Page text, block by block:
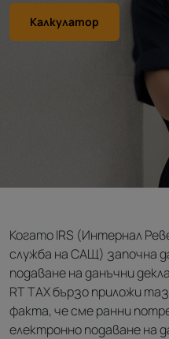
Калкулатор
Когато IRS (Интернал
служба на САЩ) започна
подаване на данъчни
RT TAX бързо приложи
факта, че сме ранни
електронно подаване на